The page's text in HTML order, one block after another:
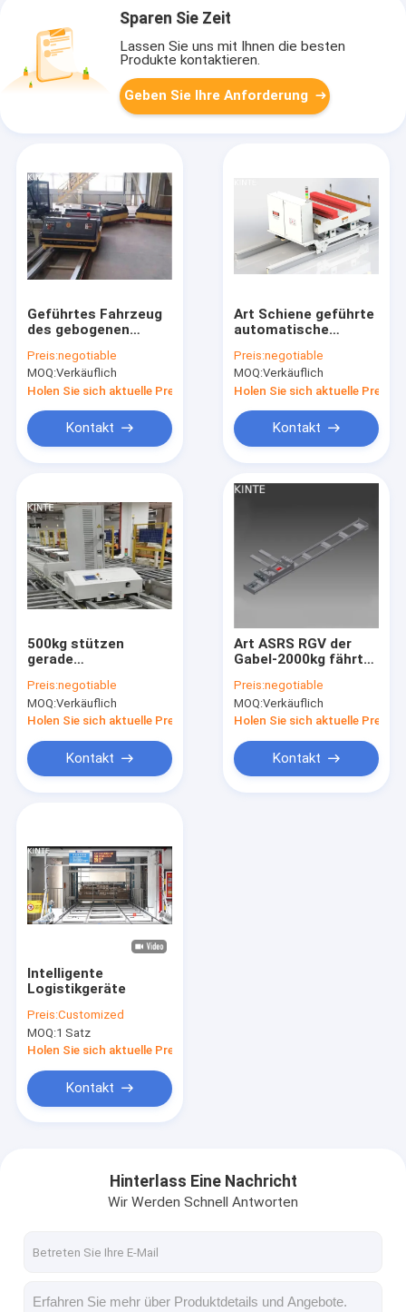
Über uns
Werksbesichtigung
Neuigkeiten
Rechtssachen
Automatisiertes Speicherinformations-Retrievalsystem
Sparen Sie Zeit
Lassen Sie uns mit Ihnen die besten
Produkte kontaktieren.
Geben Sie Ihre Anforderung
Geführtes Fahrzeug
des gebogenen
fertigte RGV-Shuttle-
Eisenbahnwagen
besonders an
Preis:negotiable
MOQ:Verkäuflich
Holen Sie sich aktuelle Preis
Kontakt
Art Schiene geführte
automatische
der Gabel-500kg des
Fahrzeug-RGV
Preis:negotiable
MOQ:Verkäuflich
Holen Sie sich aktuelle Preis
Kontakt
500kg stützen
gerade
ASRS MHS der
Schienen-RGV
Kühlraum
Preis:negotiable
MOQ:Verkäuflich
Holen Sie sich aktuelle Preis
Kontakt
Art ASRS RGV der
Gabel-2000kg fährt
Lieferungs-Stall-
Gehen hin- und her
Preis:negotiable
MOQ:Verkäuflich
Holen Sie sich aktuelle Preis
Kontakt
Intelligente
Logistikgeräte
Preis:Customized
MOQ:1 Satz
Holen Sie sich aktuelle Preis
Kontakt
Hinterlass Eine Nachricht
Wir Werden Schnell Antworten